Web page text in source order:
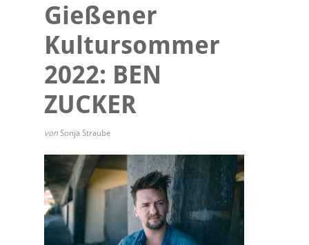
Gießener
Kultursommer
2022: BEN
ZUCKER
von Sonja Straube